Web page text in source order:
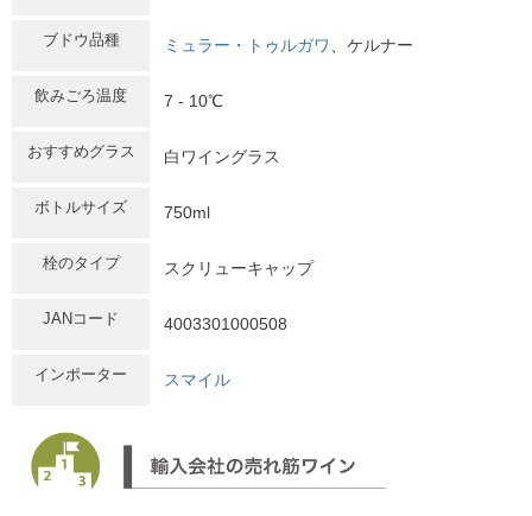
ブドウ品種 ミュラー・トゥルガワ 、ケルナー
飲みごろ温度 7 - 10℃
おすすめグラス 白ワイングラス
ボトルサイズ 750ml
栓のタイプ スクリューキャップ
JANコード 4003301000508
インポーター スマイル